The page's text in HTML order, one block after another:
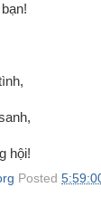
hội!
Posted